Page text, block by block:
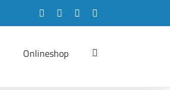
FacebookInstagramLinkedIn
Onlineshop